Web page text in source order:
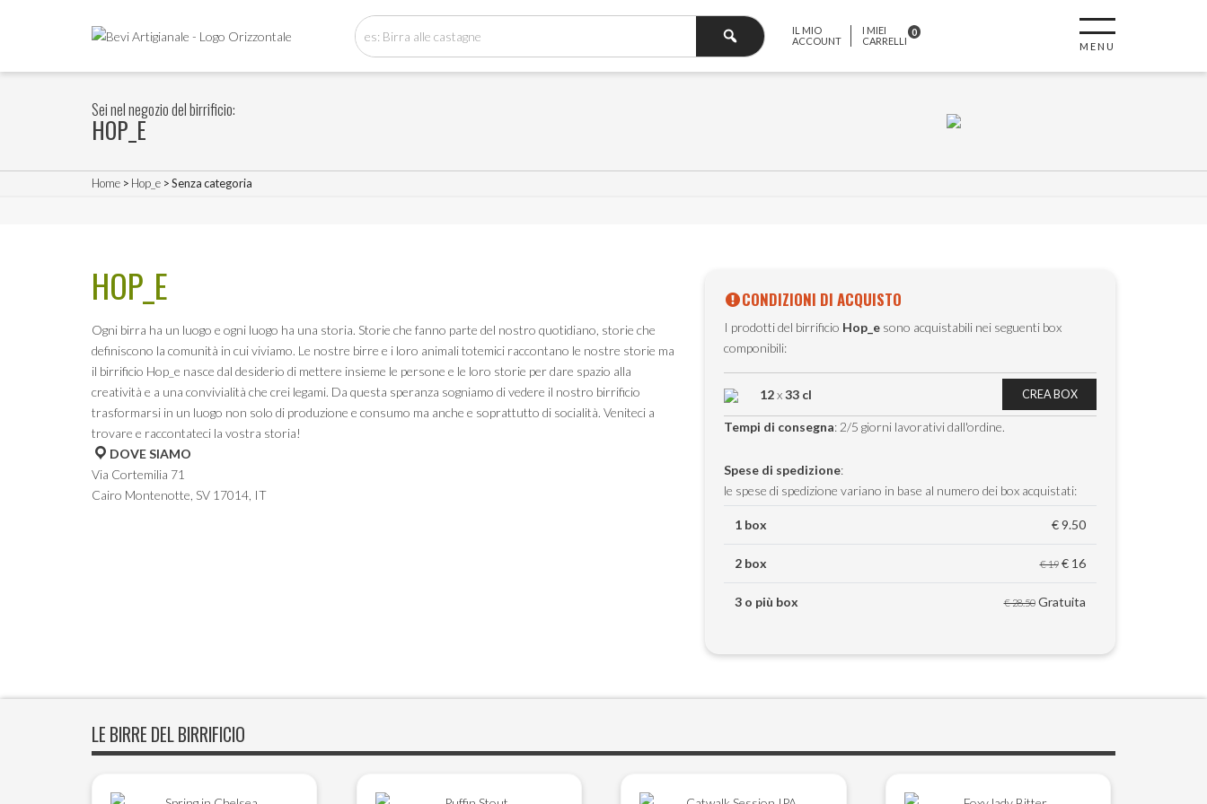
IL MIO
ACCOUNT
I MIEI
CARRELLI
0
MENU
Sei nel negozio del birrificio:
HOP_E
Home > Hop_e > Senza categoria
HOP_E
Ogni birra ha un luogo e ogni luogo ha una storia. Storie che fanno parte del nostro quotidiano, storie che
definiscono la comunità in cui viviamo. Le nostre birre e i loro animali totemici raccontano le nostre storie ma
il birrificio Hop_e nasce dal desiderio di mettere insieme le persone e le loro storie per dare spazio alla
creatività e a una convivialità che crei legami. Da questa speranza sogniamo di vedere il nostro birrificio
trasformarsi in un luogo non solo di produzione e consumo ma anche e soprattutto di socialità. Veniteci a
trovare e raccontateci la vostra storia!
DOVE SIAMO
Via Cortemilia 71
Cairo Montenotte, SV 17014, IT
CONDIZIONI DI ACQUISTO
I prodotti del birrificio Hop_esono acquistabili nei seguenti box
componibili:
12x33 cl CREA BOX
Tempi di consegna: 2/5 giorni lavorativi dall'ordine.
Spese di spedizione:
le spese di spedizione variano in base al numero dei box acquistati:
1 box € 9.50
2 box € 19€ 16
3 o più box € 28.50Gratuita
LE BIRRE DEL BIRRIFICIO